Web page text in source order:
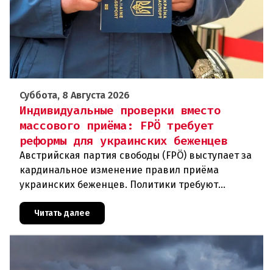
Суббота, 8 Августа 2026
Индивидуальные проверки вместо
массового приёма: FPÖ требует
реформы для украинских беженцев
Австрийская партия свободы (FPÖ) выступает за
кардинальное изменение правил приёма
украинских беженцев. Политики требуют
отменить автоматическое предоставление
убежища и ввести индивидуальные проверки
Читать далее